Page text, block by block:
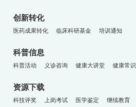
创新转化
医药成果转化 临床科研基金 培训通知
科普信息
科普活动 义诊咨询 健康大讲堂 健康常识
资源下载
科技评奖 上岗考试 医学鉴定 继续教育